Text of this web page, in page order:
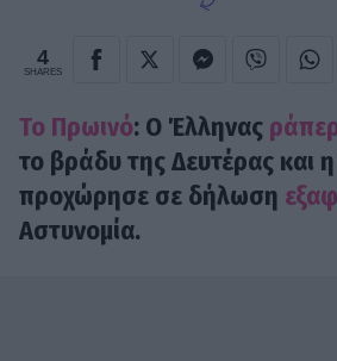
4
SHARES
Το Πρωινό: Ο Έλληνας
το βράδυ της Δευτέρας και η
προχώρησε σε δήλωση
Αστυνομία.